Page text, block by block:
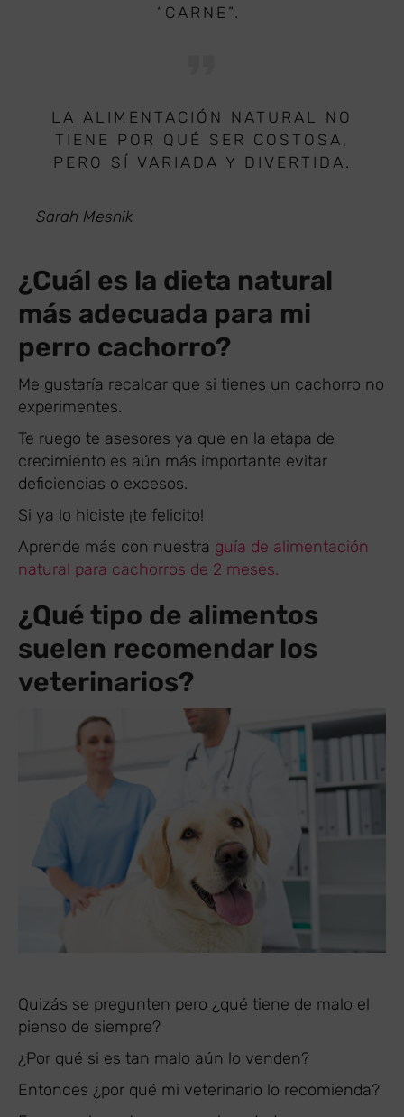
“CARNE”.
LA ALIMENTACIÓN NATURAL NO
TIENE POR QUÉ SER COSTOSA,
PERO SÍ VARIADA Y DIVERTIDA.
Sarah Mesnik
¿Cuál es la dieta natural
más adecuada para mi
perro cachorro?
Me gustaría recalcar que si tienes un cachorro no
experimentes.
Te ruego te asesores ya que en la etapa de
crecimiento es aún más importante evitar
deficiencias o excesos.
Si ya lo hiciste ¡te felicito!
Aprende más con nuestra guía de alimentación
natural para cachorros de 2 meses.
¿Qué tipo de alimentos
suelen recomendar los
veterinarios?
Quizás se pregunten pero ¿qué tiene de malo el
pienso de siempre?
¿Por qué si es tan malo aún lo venden?
Entonces ¿por qué mi veterinario lo recomienda?